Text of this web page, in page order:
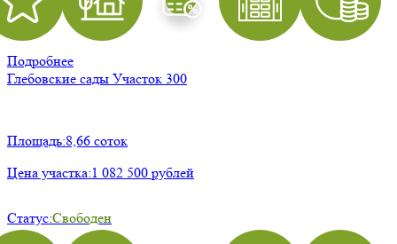
Подробнее
Глебовские сады Участок 300
Площадь:8,66 соток
Цена участка:1 082 500 рублей
Статус:Свободен